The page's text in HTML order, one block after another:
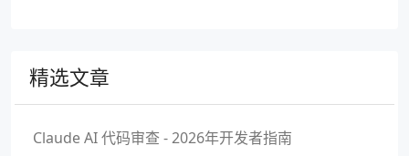
精选文章
Claude AI 代码审查 - 2026年开发者指南